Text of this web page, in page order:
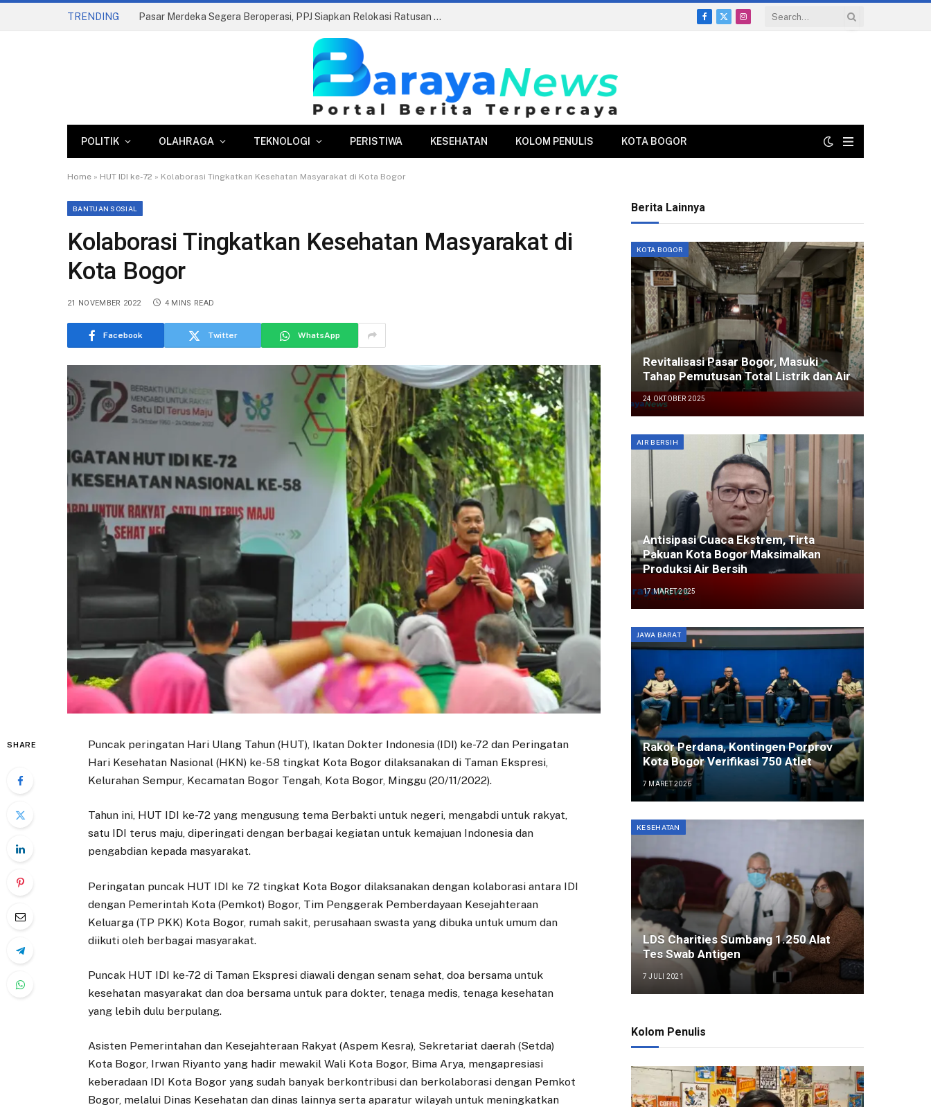
TRENDING Pasar Merdeka Segera Beroperasi, PPJ Siapkan Relokasi Ratusan Pedagang dan PKL
Facebook
X
Instagram
POLITIK OLAHRAGA TEKNOLOGI PERISTIWA KESEHATAN KOLOM PENULIS KOTA BOGOR
Home » HUT IDI ke-72 » Kolaborasi Tingkatkan Kesehatan Masyarakat di Kota Bogor
BANTUAN SOSIAL
Kolaborasi Tingkatkan Kesehatan Masyarakat di
Kota Bogor
21 NOVEMBER 2022 4 MINS READ
Facebook Twitter WhatsApp
SHARE
Puncak peringatan Hari Ulang Tahun (HUT), Ikatan Dokter Indonesia (IDI) ke-72 dan Peringatan
Hari Kesehatan Nasional (HKN) ke-58 tingkat Kota Bogor dilaksanakan di Taman Ekspresi,
Kelurahan Sempur, Kecamatan Bogor Tengah, Kota Bogor, Minggu (20/11/2022).
Tahun ini, HUT IDI ke-72 yang mengusung tema Berbakti untuk negeri, mengabdi untuk rakyat,
satu IDI terus maju, diperingati dengan berbagai kegiatan untuk kemajuan Indonesia dan
pengabdian kepada masyarakat.
Peringatan puncak HUT IDI ke 72 tingkat Kota Bogor dilaksanakan dengan kolaborasi antara IDI
dengan Pemerintah Kota (Pemkot) Bogor, Tim Penggerak Pemberdayaan Kesejahteraan
Keluarga (TP PKK) Kota Bogor, rumah sakit, perusahaan swasta yang dibuka untuk umum dan
diikuti oleh berbagai masyarakat.
Puncak HUT IDI ke-72 di Taman Ekspresi diawali dengan senam sehat, doa bersama untuk
kesehatan masyarakat dan doa bersama untuk para dokter, tenaga medis, tenaga kesehatan
yang lebih dulu berpulang.
Asisten Pemerintahan dan Kesejahteraan Rakyat (Aspem Kesra), Sekretariat daerah (Setda)
Kota Bogor, Irwan Riyanto yang hadir mewakil Wali Kota Bogor, Bima Arya, mengapresiasi
keberadaan IDI Kota Bogor yang sudah banyak berkontribusi dan berkolaborasi dengan Pemkot
Bogor, melalui Dinas Kesehatan dan dinas lainnya serta aparatur wilayah untuk meningkatkan
Berita Lainnya
KOTA BOGOR
Revitalisasi Pasar Bogor, Masuki
Tahap Pemutusan Total Listrik dan Air
24 OKTOBER 2025
AIR BERSIH
Antisipasi Cuaca Ekstrem, Tirta
Pakuan Kota Bogor Maksimalkan
Produksi Air Bersih
17 MARET 2025
JAWA BARAT
Rakor Perdana, Kontingen Porprov
Kota Bogor Verifikasi 750 Atlet
7 MARET 2026
KESEHATAN
LDS Charities Sumbang 1.250 Alat
Tes Swab Antigen
7 JULI 2021
Kolom Penulis